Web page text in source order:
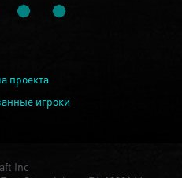
проекта
игроки
Inc